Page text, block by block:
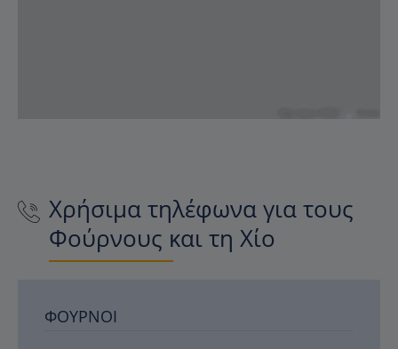
Χρήσιμα τηλέφωνα για τους
Φούρνους και τη Χίο
ΦΟΎΡΝΟΙ